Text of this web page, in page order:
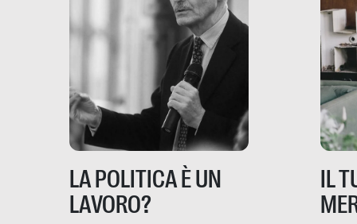
LA POLITICA È UN
LAVORO?
IL